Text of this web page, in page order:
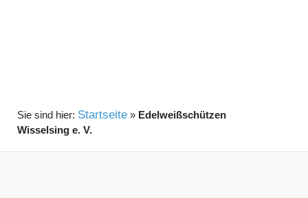
Startseite» Edelweißschützen
Wisselsing e. V.